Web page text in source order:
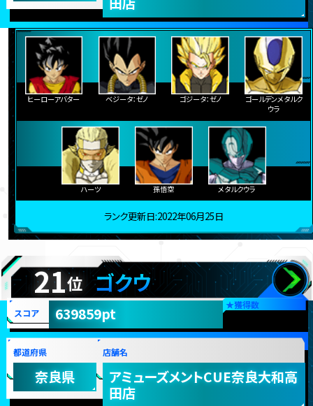
ヒーローアバター ベジータ：ゼノ ゴジータ：ゼノ
ゴールデンメタルク
ウラ
ハーツ 孫悟空 メタルクウラ
ランク更新日:2022年06月25日
21位 ゴクウ
★獲得数
スコア 639859pt
都道府県
奈良県
店舗名
アミューズメントCUE奈良大和高
田店